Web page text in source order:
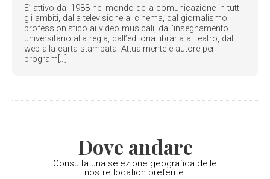
E’ attivo dal 1988 nel mondo della comunicazione in tutti
gli ambiti, dalla televisione al cinema, dal giornalismo
professionistico ai video musicali, dall’insegnamento
universitario alla regia, dall’editoria libraria al teatro, dal
web alla carta stampata. Attualmente è autore per i
program[...]
Dove andare
Consulta una selezione geografica delle
nostre location preferite.